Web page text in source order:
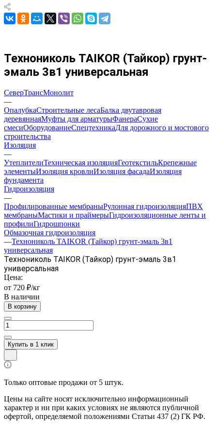
Технониколь TAIKOR (Тайкор) грунт-
эмаль 3в1 универсальная
СеверТрансМонолит
—
ОпалубкаСтроительные лесаБалка двутавровая
деревяннаяМуфты для арматурыФанераСухие
смесиОборудованиеСпецтехникаДля дорожного и мостового
строительства
Изоляция
—
УтеплителиТехническая изоляцияГеотекстильКрепежные
элементыИзоляция кровлиИзоляция фасадаИзоляция
фундамента
Гидроизоляция
—
Профилированные мембраныРулонная гидроизоляцияПВХ
мембраныМастики и праймерыГидроизоляционные ленты и
профилиГидрошпонки
Обмазочная гидроизоляция
—Технониколь TAIKOR (Тайкор) грунт-эмаль 3в1
универсальная
Технониколь TAIKOR (Тайкор) грунт-эмаль 3в1
универсальная
Цена:
от 720 ₽/кг
В наличии
В корзину
Купить в 1 клик
Только оптовые продажи от 5 штук.
Цены на сайте носят исключительно информационный
характер и ни при каких условиях не являются публичной
офертой, определяемой положениями Статьи 437 (2) ГК РФ.